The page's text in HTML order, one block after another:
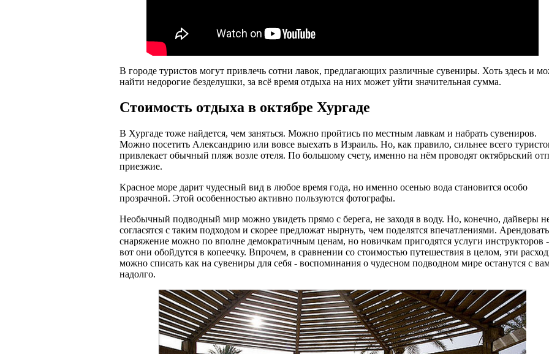
В городе туристов могут привлечь сотни лавок, предлагающих различные сувениры. Хоть здесь и
найти недорогие безделушки, за всё время отдыха на них может уйти значительная сумма.
Стоимость отдыха в октябре Хургаде
В Хургаде тоже найдется, чем заняться. Можно пройтись по местным лавкам и набрать сувениров.
Можно посетить Александрию или вовсе выехать в Израиль. Но, как правило, сильнее всего
привлекает обычный пляж возле отеля. По большому счету, именно на нём проводят октябрьский
приезжие.
Красное море дарит чудесный вид в любое время года, но именно осенью вода становится особо
прозрачной. Этой особенностью активно пользуются фотографы.
Необычный подводный мир можно увидеть прямо с берега, не заходя в воду. Но, конечно, дайверы
согласятся с таким подходом и скорее предложат нырнуть, чем поделятся впечатлениями. Арендовать
снаряжение можно по вполне демократичным ценам, но новичкам пригодятся услуги инструкторов
вот они обойдутся в копеечку. Впрочем, в сравнении со стоимостью путешествия в целом, эти
можно списать как на сувениры для себя - воспоминания о чудесном подводном мире останутся с
надолго.